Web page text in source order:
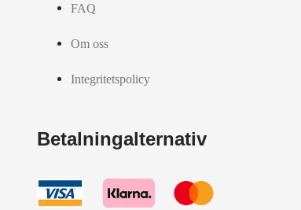
FAQ
Om oss
Integritetspolicy
Betalningalternativ